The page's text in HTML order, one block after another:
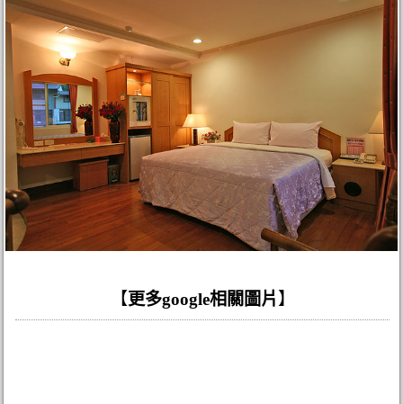
【 更多google相關圖片 】